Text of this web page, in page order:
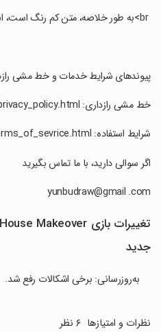
‏ br>به طور خلاصه، متن کم رنگ است، ابتدا به کاوش بروید!🎠
‏پیوندهای شرایط خدمات و خط مشی
‏خط مشی رازداری: http://www.yunbu. me/ios/privacy_policy.html
‏شرایط استفاده: http://www.yunbu.me/ios/Terms_of_sevrice.html
‏اگر سوالی دارید، با ما تماس بگیرید
جدید
به‌روزرسانی: برخی اشکالات رفع شد.
نظرات و امتیازها